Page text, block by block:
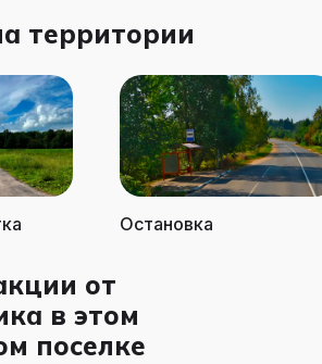
территории
Остановка
от
в этом
поселке